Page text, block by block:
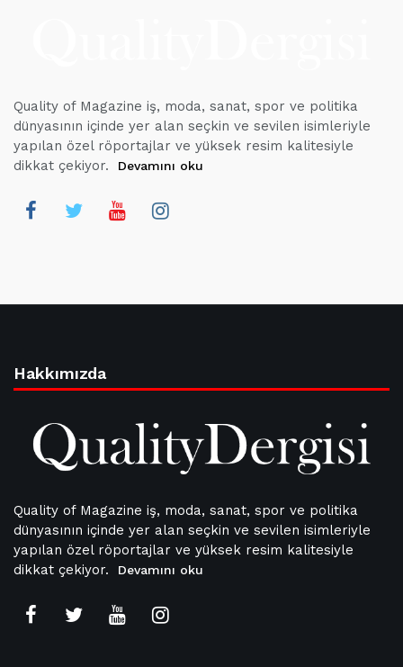
Quality of Magazine iş, moda, sanat, spor ve politika
dünyasının içinde yer alan seçkin ve sevilen isimleriyle
yapılan özel röportajlar ve yüksek resim kalitesiyle
dikkat çekiyor.
Devamını oku
Hakkımızda
Quality of Magazine iş, moda, sanat, spor ve politika
dünyasının içinde yer alan seçkin ve sevilen isimleriyle
yapılan özel röportajlar ve yüksek resim kalitesiyle
dikkat çekiyor.
Devamını oku